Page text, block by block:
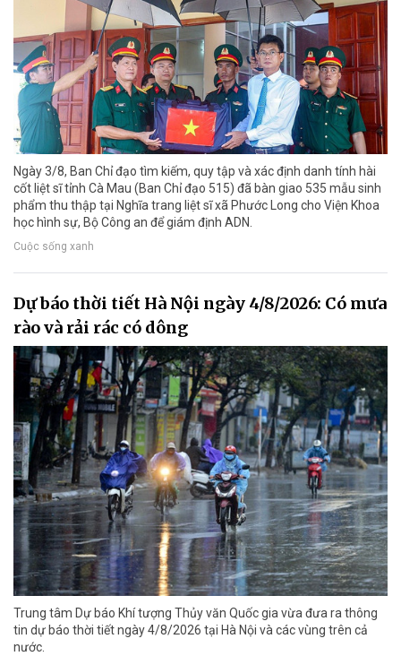
Ngày 3/8, Ban Chỉ đạo tìm kiếm, quy tập và xác định danh tính hài
cốt liệt sĩ tỉnh Cà Mau (Ban Chỉ đạo 515) đã bàn giao 535 mẫu sinh
phẩm thu thập tại Nghĩa trang liệt sĩ xã Phước Long cho Viện Khoa
học hình sự, Bộ Công an để giám định ADN.
Cuộc sống xanh
Dự báo thời tiết Hà Nội ngày 4/8/2026: Có mưa
rào và rải rác có dông
Trung tâm Dự báo Khí tượng Thủy văn Quốc gia vừa đưa ra thông
tin dự báo thời tiết ngày 4/8/2026 tại Hà Nội và các vùng trên cả
nước.